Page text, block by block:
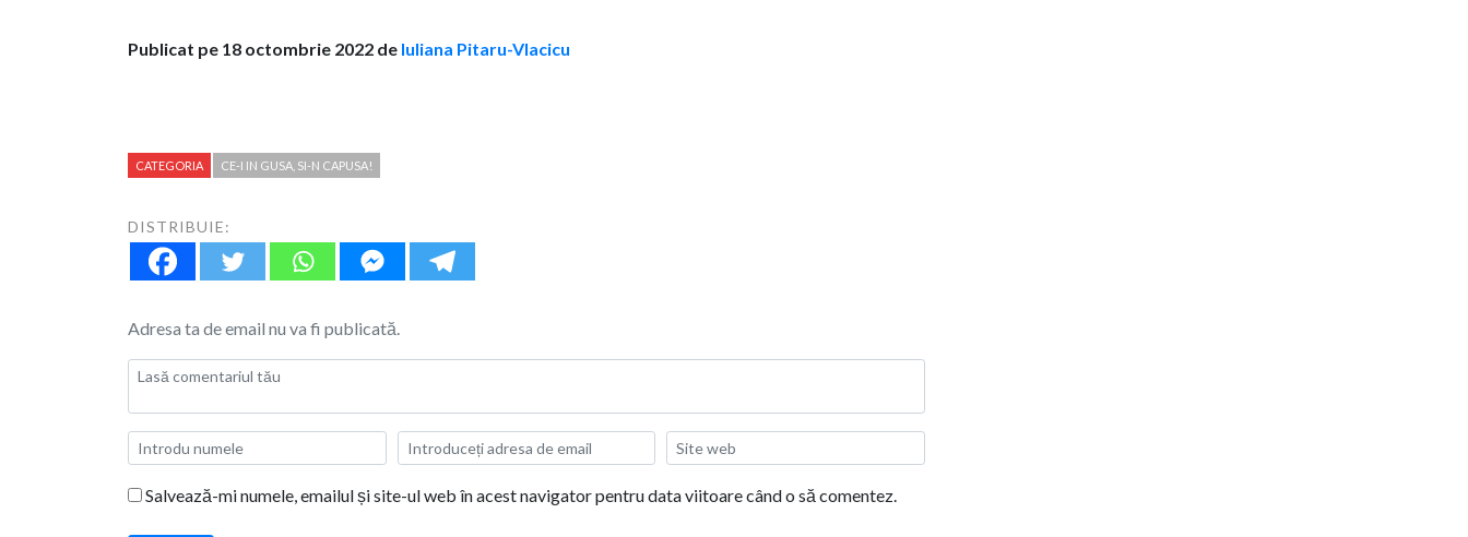
Publicat pe 18 octombrie 2022 de Iuliana Pitaru-Vlacicu
CATEGORIA CE-I IN GUSA, SI-N CAPUSA!
DISTRIBUIE:
Adresa ta de email nu va fi publicată.
Salvează-mi numele, emailul și site-ul web în acest navigator pentru data viitoare când o să comentez.